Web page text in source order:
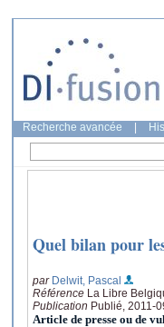
Recherche avancée
Quel bilan pour
par Delwit, Pascal
Référence La Libre
Publication Publié, 2011-
Article de presse ou de